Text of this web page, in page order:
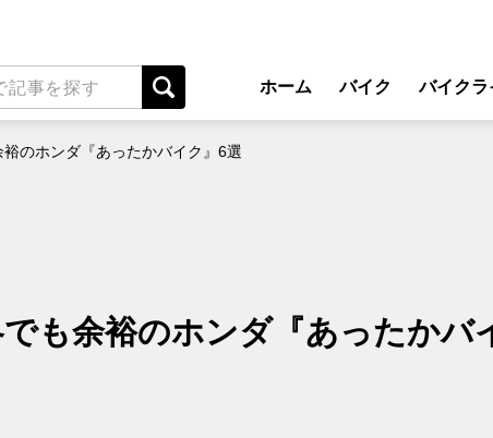
ホーム バイク
ビジネス
バイクラ
レンタルバ
のホンダ『あったかバイク』6選
も余裕のホンダ『あったかバ